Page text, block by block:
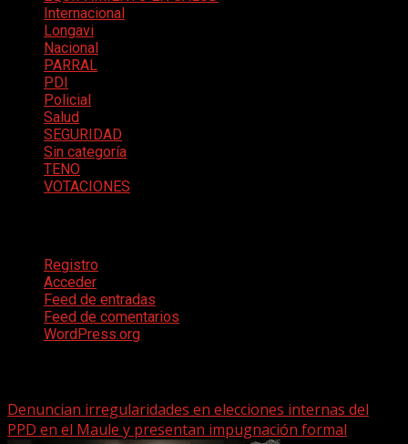
Internacional
Longavi
Nacional
PARRAL
PDI
Policial
Salud
SEGURIDAD
Sin categoría
TENO
VOTACIONES
Registro
Acceder
Feed de entradas
Feed de comentarios
WordPress.org
Denuncian irregularidades en elecciones internas del
PPD en el Maule y presentan impugnación formal